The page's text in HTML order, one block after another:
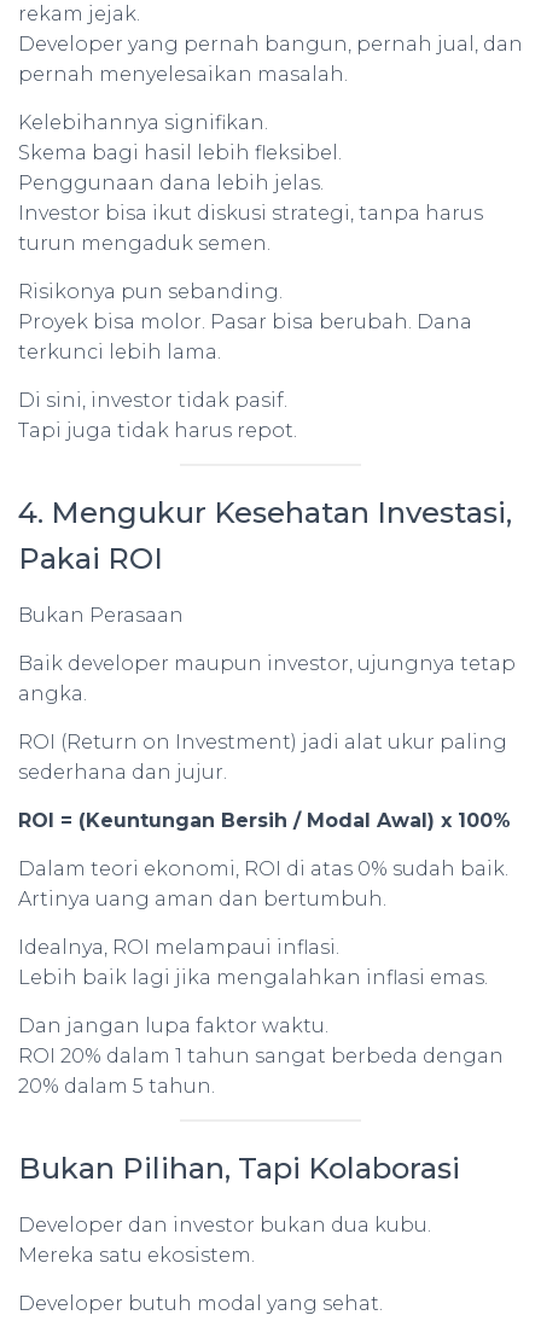
rekam jejak.
Developer yang pernah bangun, pernah jual, dan
pernah menyelesaikan masalah.
Kelebihannya signifikan.
Skema bagi hasil lebih fleksibel.
Penggunaan dana lebih jelas.
Investor bisa ikut diskusi strategi, tanpa harus
turun mengaduk semen.
Risikonya pun sebanding.
Proyek bisa molor. Pasar bisa berubah. Dana
terkunci lebih lama.
Di sini, investor tidak pasif.
Tapi juga tidak harus repot.
4. Mengukur Kesehatan Investasi,
Pakai ROI
Bukan Perasaan
Baik developer maupun investor, ujungnya tetap
angka.
ROI (Return on Investment) jadi alat ukur paling
sederhana dan jujur.
ROI = (Keuntungan Bersih / Modal Awal) x 100%
Dalam teori ekonomi, ROI di atas 0% sudah baik.
Artinya uang aman dan bertumbuh.
Idealnya, ROI melampaui inflasi.
Lebih baik lagi jika mengalahkan inflasi emas.
Dan jangan lupa faktor waktu.
ROI 20% dalam 1 tahun sangat berbeda dengan
20% dalam 5 tahun.
Bukan Pilihan, Tapi Kolaborasi
Developer dan investor bukan dua kubu.
Mereka satu ekosistem.
Developer butuh modal yang sehat.